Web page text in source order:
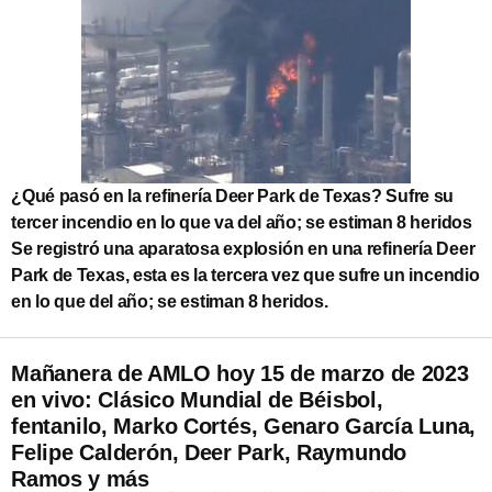
¿Qué pasó en la refinería Deer Park de Texas? Sufre su
tercer incendio en lo que va del año; se estiman 8 heridos
Se registró una aparatosa explosión en una refinería Deer
Park de Texas, esta es la tercera vez que sufre un incendio
en lo que del año; se estiman 8 heridos.
Mañanera de AMLO hoy 15 de marzo de 2023
en vivo: Clásico Mundial de Béisbol,
fentanilo, Marko Cortés, Genaro García Luna,
Felipe Calderón, Deer Park, Raymundo
Ramos y más